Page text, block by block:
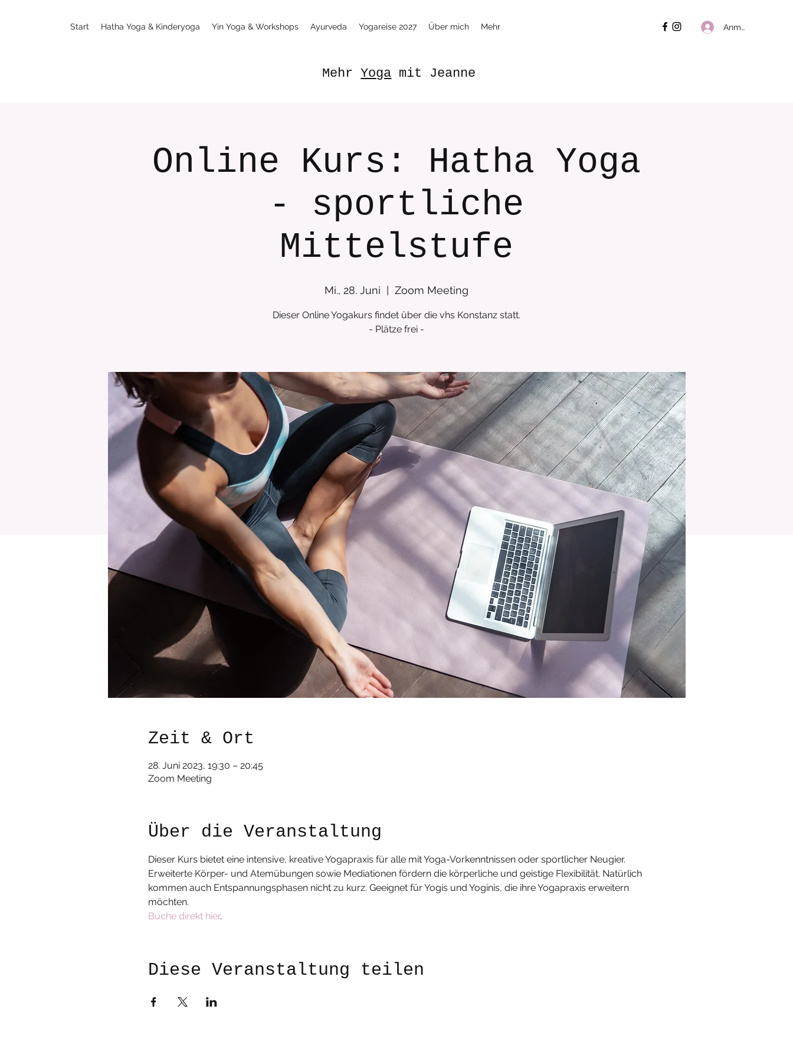
Start Hatha Yoga & Kinderyoga Yin Yoga & Workshops Ayurveda Yogareise 2027 Über mich Mehr Anmelden
MehrYoga mit Jeanne
Online Kurs: Hatha Yoga
- sportliche
Mittelstufe
Mi., 28. Juni Zoom Meeting
Dieser Online Yogakurs findet über die vhs Konstanz statt.
Zeit & Ort
28. Juni 2023, 19:30 – 20:45
Zoom Meeting
Über die Veranstaltung
Dieser Kurs bietet eine intensive, kreative Yogapraxis für alle mit Yoga-Vorkenntnissen oder sportlicher Neugier.
Erweiterte Körper- und Atemübungen sowie Mediationen fördern die körperliche und geistige Flexibilität. Natürlich
kommen auch Entspannungsphasen nicht zu kurz. Geeignet für Yogis und Yoginis, die ihre Yogapraxis erweitern
möchten.
Buche direkt hier.
Diese Veranstaltung teilen